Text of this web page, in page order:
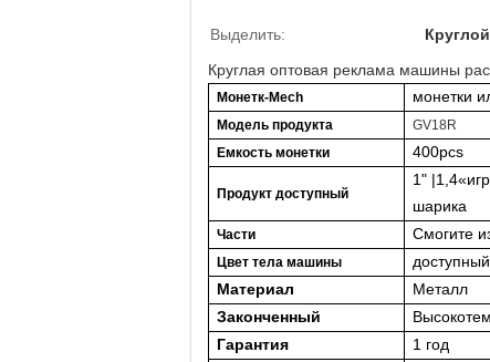
Выделить:
Круглая оптовая реклама машины
Монетк-Mech монетки
Модель продукта
GV18R
Емкость монетки
400pcs
Продукт доступный
1" |1,4«
шарика
Части Смогите
Цвет тела машины
Материал
Металл
Законченный
Гарантия
1 год